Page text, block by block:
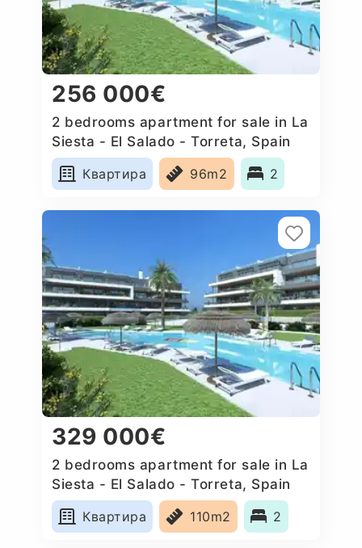
256 000€
2 bedrooms apartment for sale in La
Siesta - El Salado - Torreta, Spain
Квартира
96m2 2
329 000€
2 bedrooms apartment for sale in La
Siesta - El Salado - Torreta, Spain
Квартира
110m2 2